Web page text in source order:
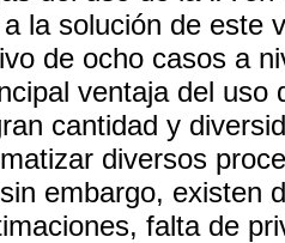
la solución de este
de ocho casos a
ventaja del
cantidad y
diversos
embargo, existen
falta de